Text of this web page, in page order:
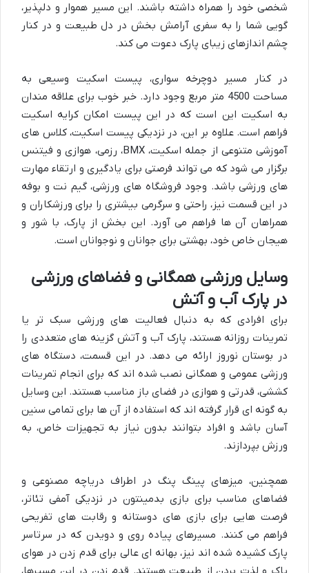
شخصی خود را همراه داشته باشند. این مسیر هموار و دلپذیر،
گویی شما را به سفری آرامش بخش در دل طبیعت و در کنار
چشم اندازهای زیبای پارک دعوت می کند.
در کنار مسیر دوچرخه سواری، پیست اسکیت وسیعی به
مساحت 4500 متر مربع وجود دارد. خبر خوب برای علاقه مندان
به اسکیت این است که در این پیست امکان کرایه اسکیت
فراهم است. علاوه بر این، در نزدیکی پیست اسکیت، کلاس های
آموزشی متنوعی از جمله اسکیت، BMX، رزمی، هوازی و فیتنس
برگزار می شود که می تواند فرصتی برای یادگیری و ارتقاء مهارت
های ورزشی باشد. وجود فروشگاه های ورزشی، گیم نت و بوفه
در این قسمت نیز، راحتی و سرگرمی بیشتری را برای ورزشکاران و
همراهان آن ها فراهم می آورد. این بخش از پارک، با شور و
هیجان خاص خود، بهشتی برای جوانان و نوجوانان است.
وسایل ورزشی همگانی و فضاهای ورزشی
در پارک آب و آتش
برای افرادی که به دنبال فعالیت های ورزشی سبک تر یا
تمرینات روزانه هستند، پارک آب و آتش گزینه های متعددی را
در بوستان نوروز ارائه می دهد. در این قسمت، دستگاه های
ورزشی عمومی و همگانی نصب شده اند که برای انجام تمرینات
کششی، قدرتی و هوازی در فضای باز مناسب هستند. این وسایل
به گونه ای قرار گرفته اند که استفاده از آن ها برای تمامی سنین
آسان باشد و افراد بتوانند بدون نیاز به تجهیزات خاص، به
ورزش بپردازند.
همچنین، میزهای پینگ پنگ در اطراف دریاچه مصنوعی و
فضاهای مناسب برای بازی بدمینتون در نزدیکی آمفی تئاتر،
فرصت هایی برای بازی های دوستانه و رقابت های تفریحی
فراهم می کنند. مسیرهای پیاده روی و دویدن که در سرتاسر
پارک کشیده شده اند نیز، بهانه ای عالی برای قدم زدن در هوای